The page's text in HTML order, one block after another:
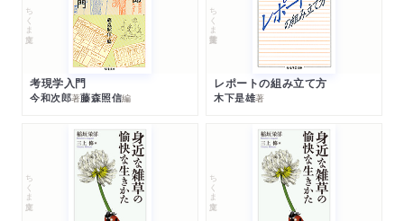
ちくま文庫
考現学入門
今和次郎著藤森照信編
ちくま学芸文庫
レポートの組み立て方
木下是雄著
ちくま文庫 ちくま文庫